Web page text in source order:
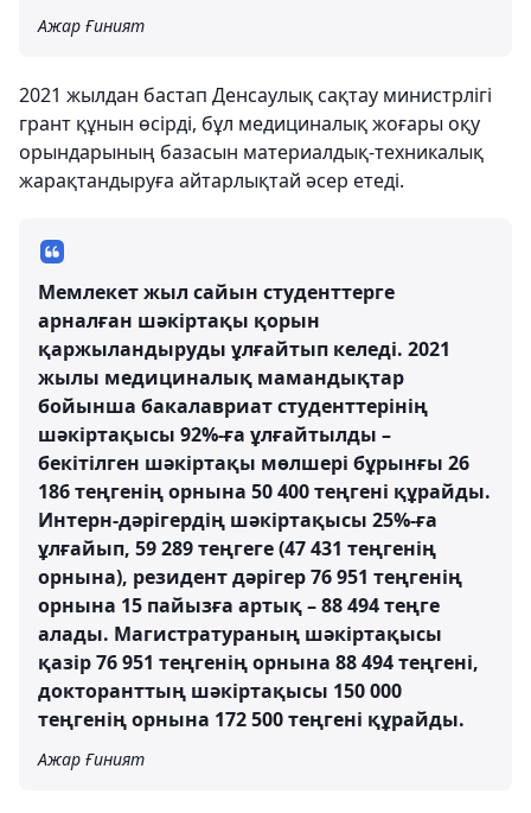
Ажар Ғиният
2021 жылдан бастап Денсаулық сақтау министрлігі
грант құнын өсірді, бұл медициналық жоғары оқу
орындарының базасын материалдық-техникалық
жарақтандыруға айтарлықтай әсер етеді.
Мемлекет жыл сайын студенттерге
арналған шәкіртақы қорын
қаржыландыруды ұлғайтып келеді. 2021
жылы медициналық мамандықтар
бойынша бакалавриат студенттерінің
шәкіртақысы 92%-ға ұлғайтылды –
бекітілген шәкіртақы мөлшері бұрынғы 26
186 теңгенің орнына 50 400 теңгені құрайды.
Интерн-дәрігердің шәкіртақысы 25%-ға
ұлғайып, 59 289 теңгеге (47 431 теңгенің
орнына), резидент дәрігер 76 951 теңгенің
орнына 15 пайызға артық – 88 494 теңге
алады. Магистратураның шәкіртақысы
қазір 76 951 теңгенің орнына 88 494 теңгені,
докторанттың шәкіртақысы 150 000
теңгенің орнына 172 500 теңгені құрайды.
Ажар Ғиният